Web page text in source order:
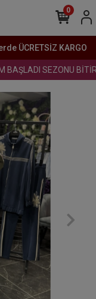
ÜCRETSİZ KARGO
BAŞLADI SEZONU
0